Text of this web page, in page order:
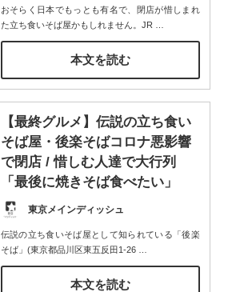
おそらく日本でもっとも有名で、閉店が惜しまれ
た立ち食いそば屋かもしれません。JR
本文を読む
【最終グルメ】伝説の立ち食い
そば屋・後楽そばコロナ悪影響
で閉店 / 惜しむ人達で大行列
「最後に焼きそば食べたい」
東京メインディッシュ
伝説の立ち食いそば屋として知られている「後楽
そば」(東京都品川区東五反田1-26…
本文を読む